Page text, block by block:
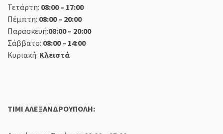
Τετάρτη: 08:00 – 17:00
Πέμπτη: 08:00 – 20:00
Παρασκευή:08:00 – 20:00
Σάββατο: 08:00 – 14:00
Κυριακή: Κλειστά
TIMI ΑΛΕΞΑΝΔΡΟΥΠΟΛΗ: